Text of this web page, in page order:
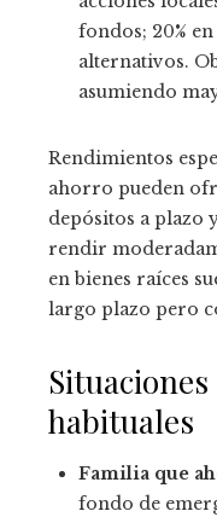
fondos; 20%
alternativos.
asumiendo
Rendimientos
ahorro pueden
depósitos a plazo
rendir
en bienes raíces
largo plazo pero
habituales
Familia que
fondo de